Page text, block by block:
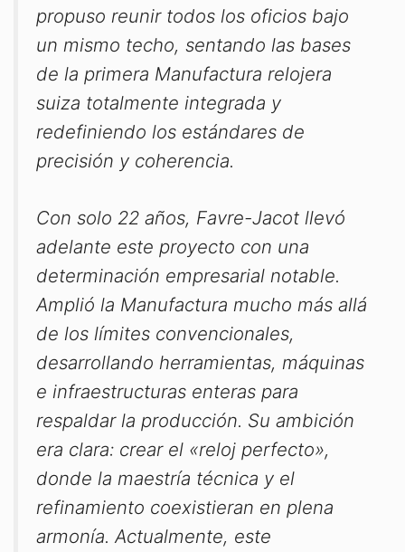
propuso reunir todos los oficios bajo
un mismo techo, sentando las bases
de la primera Manufactura relojera
suiza totalmente integrada y
redefiniendo los estándares de
precisión y coherencia.
Con solo 22 años, Favre-Jacot llevó
adelante este proyecto con una
determinación empresarial notable.
Amplió la Manufactura mucho más allá
de los límites convencionales,
desarrollando herramientas, máquinas
e infraestructuras enteras para
respaldar la producción. Su ambición
era clara: crear el «reloj perfecto»,
donde la maestría técnica y el
refinamiento coexistieran en plena
armonía. Actualmente, este